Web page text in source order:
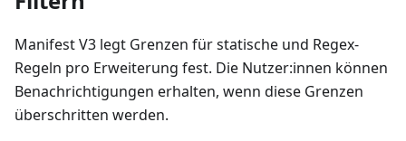
Manifest V3 legt Grenzen für statische und Regex-
Regeln pro Erweiterung fest. Die Nutzer:innen können
Benachrichtigungen erhalten, wenn diese Grenzen
überschritten werden.